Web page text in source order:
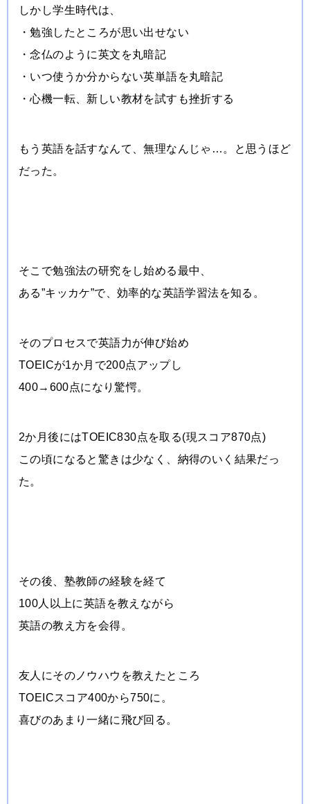
しかし学生時代は、
・勉強したところが思い出せない
・念仏のように英文を丸暗記
・いつ使うか分からない英単語を丸暗記
・心機一転、新しい教材を試すも挫折する
もう英語を話すなんて、無理なんじゃ…。と思うほど
だった。
そこで勉強法の研究をし始める最中、
ある”キッカケ”で、 効率的な英語学習法を知る。
そのプロセスで英語力が伸び始め
TOEICが1か月で200点アップし
400→600点になり驚愕。
2か月後にはTOEIC830点を取る(現スコア870点)
この頃になると驚きは少なく、 納得のいく結果だっ
た。
その後、塾教師の経験を経て
100人以上に英語を教えながら
英語の教え方を会得。
友人にそのノウハウを教えたところ
TOEICスコア400から750に。
喜びのあまり一緒に飛び回る。